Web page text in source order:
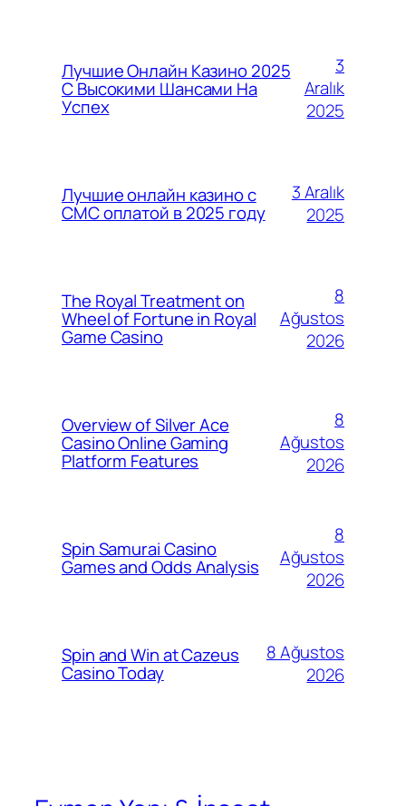
Лучшие Онлайн Казино 2025
С Высокими Шансами На
Успех
3
Aralık
2025
Лучшие онлайн казино с
СМС оплатой в 2025 году
3 Aralık
2025
The Royal Treatment on
Wheel of Fortune in Royal
Game Casino
8
Ağustos
2026
Overview of Silver Ace
Casino Online Gaming
Platform Features
8
Ağustos
2026
Spin Samurai Casino
Games and Odds Analysis
8
Ağustos
2026
Spin and Win at Cazeus
Casino Today
8 Ağustos
2026